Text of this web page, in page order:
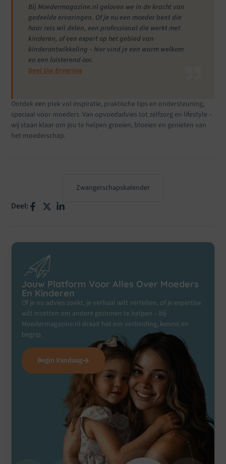
Bij Moedermagazine.nl geloven we in de kracht van
gedeelde ervaringen. Of je nu een moeder bent die
haar reis wil delen, een professional die werkt met
kinderen, of een expert op het gebied van
kinderontwikkeling – hier vind je een warm welkom
en een luisterend oor.
Deel Uw Ervaring
Ontdek een plek vol inspiratie, praktische tips en ondersteuning,
speciaal voor moeders. Van opvoedadvies tot zelfzorg en lifestyle –
wij staan klaar om jou te helpen groeien, bloeien en genieten van
het moederschap.
Zwangerschapskalender
Deel:
Jouw Platform Voor Alles Over Moeders
En Kinderen
Of je nu advies zoekt, je verhaal wilt vertellen, of je expertise
wilt inzetten om andere gezinnen te helpen – bij
Moedermagazine.nl draait het om verbinding, kennis en
begrip.
Begin Vandaag